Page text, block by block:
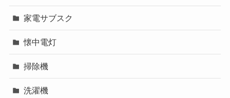
家電サブスク
懐中電灯
掃除機
洗濯機